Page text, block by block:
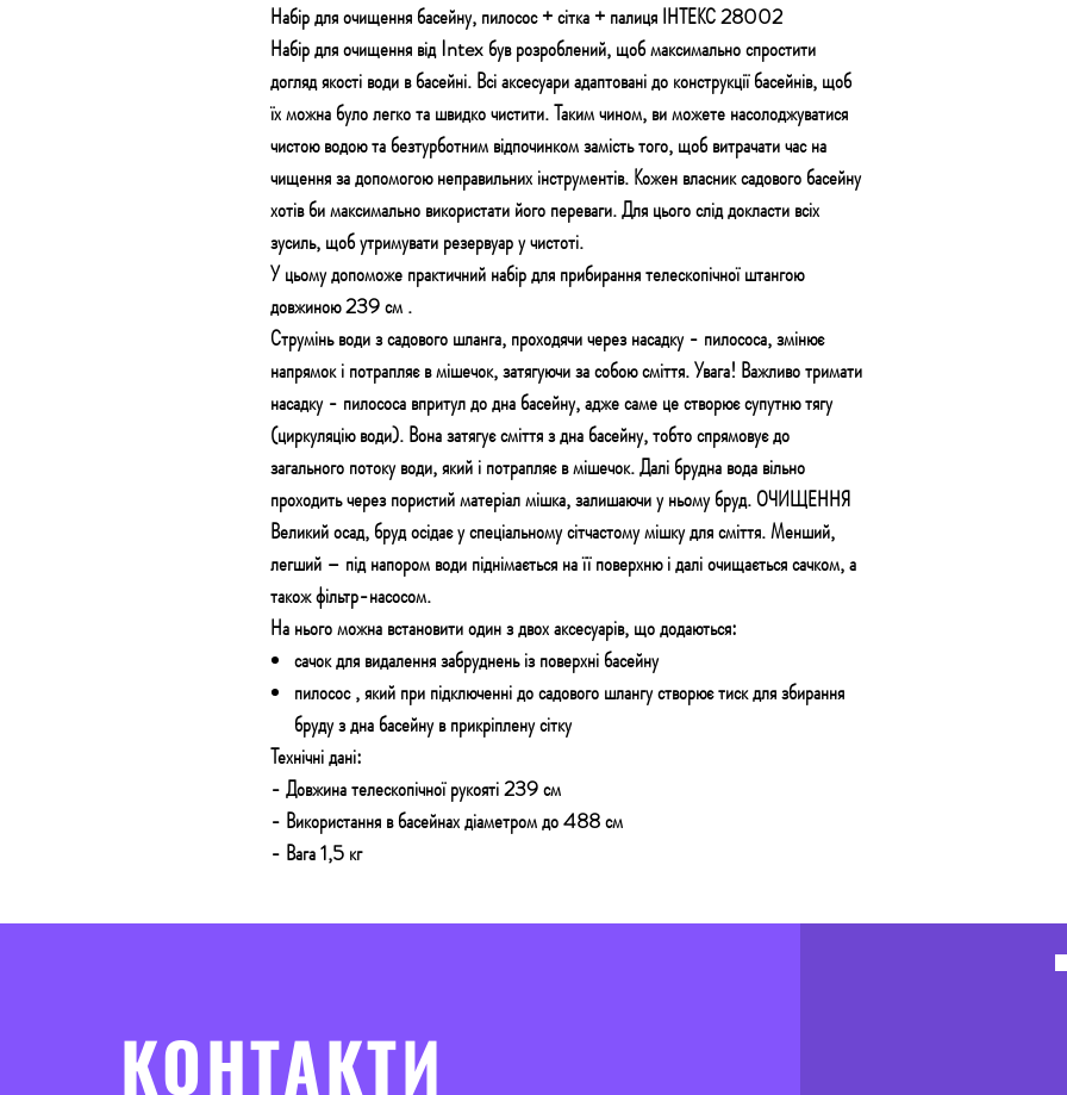
Набір для очищення басейну, пилосос + сітка + палиця ІНТЕКС 28002
Набір для очищення від Intex був розроблений, щоб максимально спростити
догляд якості води в басейні. Всі аксесуари адаптовані до конструкції басейнів, щоб
їх можна було легко та швидко чистити. Таким чином, ви можете насолоджуватися
чистою водою та безтурботним відпочинком замість того, щоб витрачати час на
чищення за допомогою неправильних інструментів. Кожен власник садового басейну
хотів би максимально використати його переваги. Для цього слід докласти всіх
зусиль, щоб утримувати резервуар у чистоті.
У цьому допоможе практичний набір для прибирання телескопічної штангою
довжиною 239 см .
Струмінь води з садового шланга, проходячи через насадку - пилососа, змінює
напрямок і потрапляє в мішечок, затягуючи за собою сміття. Увага! Важливо тримати
насадку - пилососа впритул до дна басейну, адже саме це створює супутню тягу
(циркуляцію води). Вона затягує сміття з дна басейну, тобто спрямовує до
загального потоку води, який і потрапляє в мішечок. Далі брудна вода вільно
проходить через пористий матеріал мішка, залишаючи у ньому бруд. ОЧИЩЕННЯ
Великий осад, бруд осідає у спеціальному сітчастому мішку для сміття. Менший,
легший – під напором води піднімається на її поверхню і далі очищається сачком, а
також фільтр-насосом.
На нього можна встановити один з двох аксесуарів, що додаються:
сачокдля видалення забруднень із поверхні басейну
пилосос, який при підключенні до садового шлангу створює тиск для збирання
бруду з дна басейну в прикріплену сітку
Технічні дані:
- Довжина телескопічної рукояті 239 см
- Використання в басейнах діаметром до 488 см
- Вага 1,5 кг
КОНТАКТИ